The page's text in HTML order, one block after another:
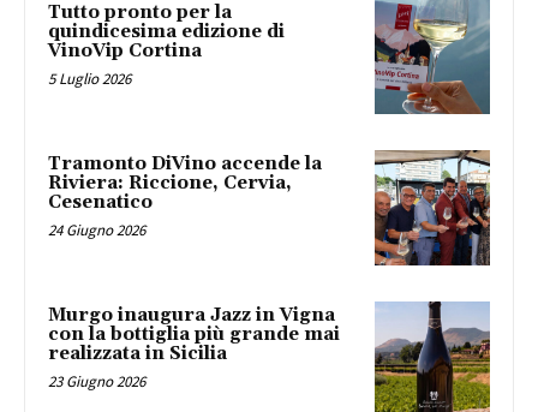
Tutto pronto per la
quindicesima edizione di
VinoVip Cortina
5 Luglio 2026
Tramonto DiVino accende la
Riviera: Riccione, Cervia,
Cesenatico
24 Giugno 2026
Murgo inaugura Jazz in Vigna
con la bottiglia più grande mai
realizzata in Sicilia
23 Giugno 2026